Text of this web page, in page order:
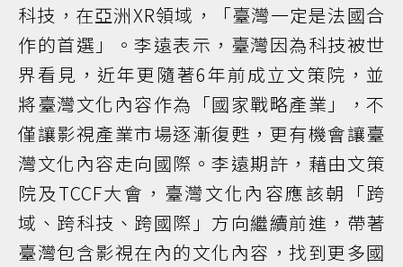
科技，在亞洲XR領域，「臺灣一定是法國合
作的首選」。李遠表示，臺灣因為科技被世
界看見，近年更隨著6年前成立文策院，並
將臺灣文化內容作為「國家戰略產業」，不
僅讓影視產業市場逐漸復甦，更有機會讓臺
灣文化內容走向國際。李遠期許，藉由文策
院及TCCF大會，臺灣文化內容應該朝「跨
域、跨科技、跨國際」方向繼續前進，帶著
臺灣包含影視在內的文化內容，找到更多國